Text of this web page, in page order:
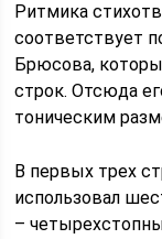
Ритмика
соответствует
Брюсова,
строк. Отсюда
тоническим
В первых трех
использовал
–